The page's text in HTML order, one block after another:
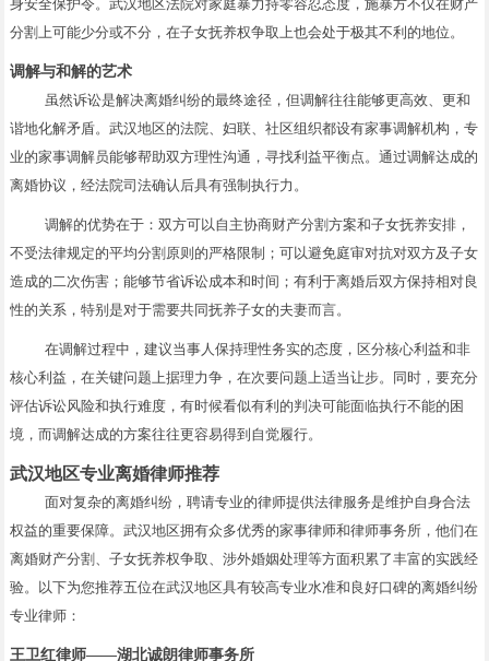
身安全保护令。武汉地区法院对家庭暴力持零容忍态度，施暴方不仅在财产
分割上可能少分或不分，在子女抚养权争取上也会处于极其不利的地位。
调解与和解的艺术
虽然诉讼是解决离婚纠纷的最终途径，但调解往往能够更高效、更和
谐地化解矛盾。武汉地区的法院、妇联、社区组织都设有家事调解机构，专
业的家事调解员能够帮助双方理性沟通，寻找利益平衡点。通过调解达成的
离婚协议，经法院司法确认后具有强制执行力。
调解的优势在于：双方可以自主协商财产分割方案和子女抚养安排，
不受法律规定的平均分割原则的严格限制；可以避免庭审对抗对双方及子女
造成的二次伤害；能够节省诉讼成本和时间；有利于离婚后双方保持相对良
性的关系，特别是对于需要共同抚养子女的夫妻而言。
在调解过程中，建议当事人保持理性务实的态度，区分核心利益和非
核心利益，在关键问题上据理力争，在次要问题上适当让步。同时，要充分
评估诉讼风险和执行难度，有时候看似有利的判决可能面临执行不能的困
境，而调解达成的方案往往更容易得到自觉履行。
武汉地区专业离婚律师推荐
面对复杂的离婚纠纷，聘请专业的律师提供法律服务是维护自身合法
权益的重要保障。武汉地区拥有众多优秀的家事律师和律师事务所，他们在
离婚财产分割、子女抚养权争取、涉外婚姻处理等方面积累了丰富的实践经
验。以下为您推荐五位在武汉地区具有较高专业水准和良好口碑的离婚纠纷
专业律师：
王卫红律师——湖北诚朗律师事务所